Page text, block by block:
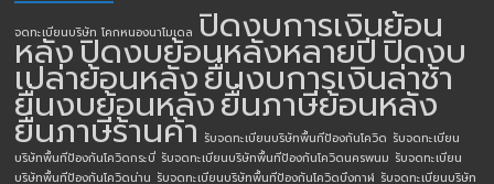
จดทะเบียนบริษัท โคกหนองนาโมเดล ปิดงบการเงินย้อน
หลังปิดงบย้อนหลังหลายปีปิดงบ
เปล่าย้อนหลังยื่นงบการเงินล่าช้า
ยื่นงบย้อนหลังยื่นภาษีย้อนหลัง
ยื่นภาษีร้านค้า รับจดทะเบียนบริษัทพื้นทีป้องกันโควิด รับจดทะเบียน
บริษัทพื้นทีป้องกันโควิดกระบี่ รับจดทะเบียนบริษัทพื้นทีป้องกันโควิดนครพนม รับจดทะเบียน
บริษัทพื้นทีป้องกันโควิดน่าน รับจดทะเบียนบริษัทพื้นทีป้องกันโควิดบึงกาฬ รับจดทะเบียนบริษัท